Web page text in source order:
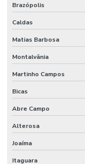
Brazópolis
Caldas
Matias Barbosa
Montalvânia
Martinho Campos
Bicas
Abre Campo
Alterosa
Joaíma
Itaguara